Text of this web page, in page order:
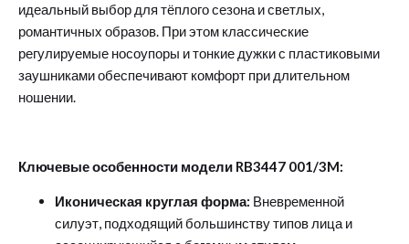
идеальный выбор для тёплого сезона и светлых,
романтичных образов. При этом классические
регулируемые носоупоры и тонкие дужки с пластиковыми
заушниками обеспечивают комфорт при длительном
ношении.
Ключевые особенности модели RB3447 001/3M:
Иконическая круглая форма: Вневременной
силуэт, подходящий большинству типов лица и